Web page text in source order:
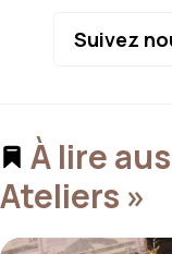
Suivez
À lire
Ateliers »